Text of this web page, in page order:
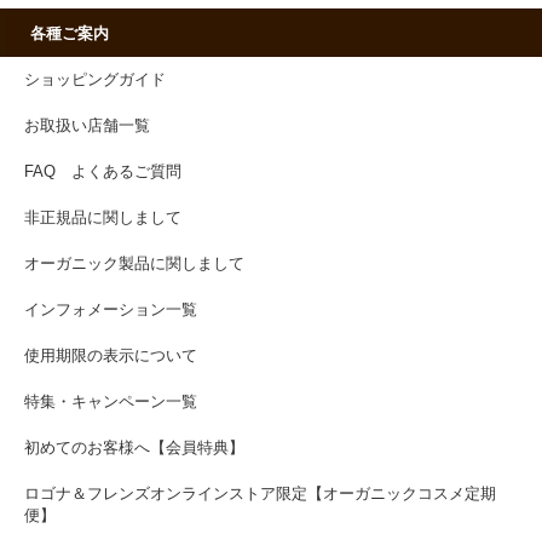
各種ご案内
ショッピングガイド
お取扱い店舗一覧
FAQ よくあるご質問
非正規品に関しまして
オーガニック製品に関しまして
インフォメーション一覧
使用期限の表示について
特集・キャンペーン一覧
初めてのお客様へ【会員特典】
ロゴナ＆フレンズオンラインストア限定【オーガニックコスメ定期
便】